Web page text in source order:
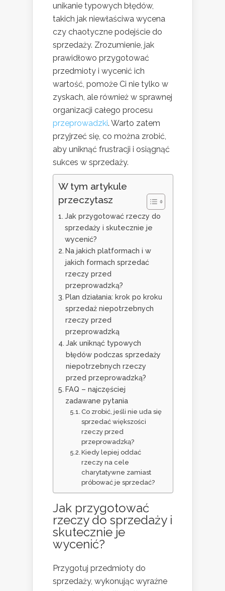
unikanie typowych błędów,
takich jak niewłaściwa wycena
czy chaotyczne podejście do
sprzedaży. Zrozumienie, jak
prawidłowo przygotować
przedmioty i wycenić ich
wartość, pomoże Ci nie tylko w
zyskach, ale również w sprawnej
organizacji całego procesu
przeprowadzki. Warto zatem
przyjrzeć się, co można zrobić,
aby uniknąć frustracji i osiągnąć
sukces w sprzedaży.
W tym artykule
przeczytasz
Jak przygotować rzeczy do
sprzedaży i skutecznie je
wycenić?
Na jakich platformach i w
jakich formach sprzedać
rzeczy przed
przeprowadzką?
Plan działania: krok po kroku
sprzedaż niepotrzebnych
rzeczy przed
przeprowadzką
Jak uniknąć typowych
błędów podczas sprzedaży
niepotrzebnych rzeczy
przed przeprowadzką?
FAQ – najczęściej
zadawane pytania
Co zrobić, jeśli nie uda się
sprzedać większości
rzeczy przed
przeprowadzką?
Kiedy lepiej oddać
rzeczy na cele
charytatywne zamiast
próbować je sprzedać?
Jak przygotować
rzeczy do sprzedaży i
skutecznie je
wycenić?
Przygotuj przedmioty do
sprzedaży, wykonując wyraźne